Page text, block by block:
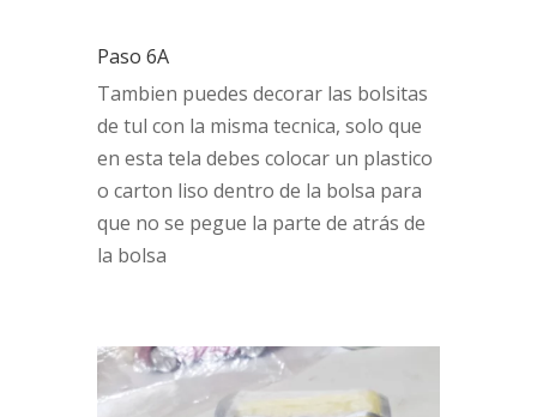
Paso 6A
Tambien puedes decorar las bolsitas
de tul con la misma tecnica, solo que
en esta tela debes colocar un plastico
o carton liso dentro de la bolsa para
que no se pegue la parte de atrás de
la bolsa